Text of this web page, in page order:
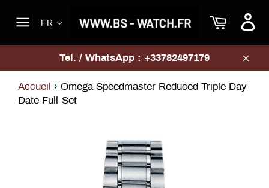
FR Panier
Tel. / WhatsApp : +33782497179
Accueil › Omega Speedmaster Reduced Triple Day
Date Full-Set